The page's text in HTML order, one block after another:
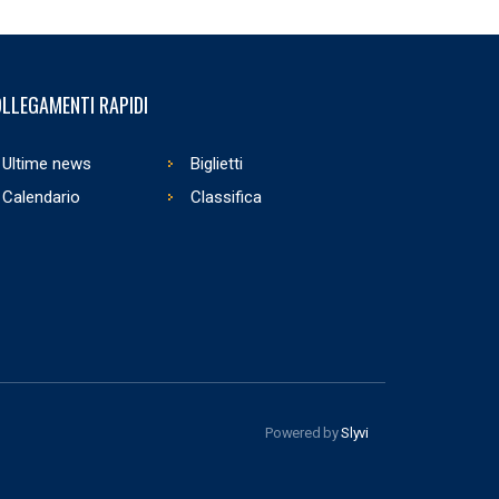
RAPIDI
Ultime news
Biglietti
Calendario
Classifica
Powered bySlyvi